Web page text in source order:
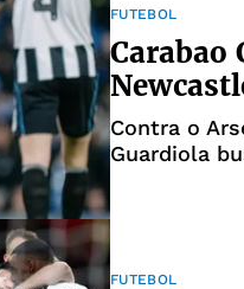
FUTEBOL
Carabao
Contra o
Guardiola
FUTEBOL